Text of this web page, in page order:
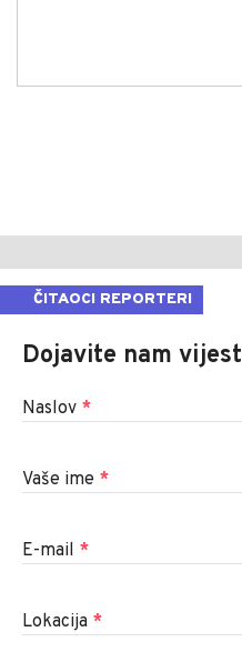
ČITAOCI REPORTERI
Dojavite nam vijest
Naslov *
Vaše ime *
E-mail *
Lokacija *